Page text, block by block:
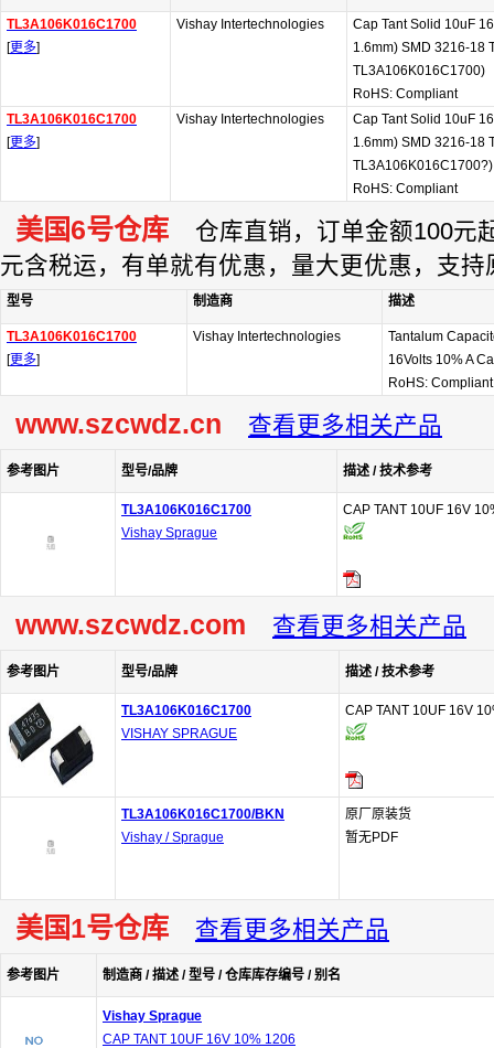
TL3A106K016C1700
[更多]
Vishay Intertechnologies
Cap Tant Solid 10uF
1.6mm) SMD 3216-18
TL3A106K016C1700)
RoHS: Compliant
TL3A106K016C1700
[更多]
Vishay Intertechnologies
Cap Tant Solid 10uF
1.6mm) SMD 3216-18
TL3A106K016C1700?)
RoHS: Compliant
美国6号仓库 仓库直销，订单金额100元
元含税运，有单就有优惠，量大更优惠，支持
型号 制造商 描述
TL3A106K016C1700
[更多]
Vishay Intertechnologies
Tantalum
16Volts 10% A
RoHS:
www.szcwdz.cn 查看更多相关产品
参考图片 型号/品牌 描述 / 技术参考
TL3A106K016C1700
Vishay Sprague
CAP TANT 10UF 16V
www.szcwdz.com 查看更多相关产品
参考图片 型号/品牌 描述 / 技术参考
TL3A106K016C1700
VISHAY SPRAGUE
CAP TANT 10UF 16V
TL3A106K016C1700/BKN
Vishay / Sprague
原厂原装货
暂无PDF
美国1号仓库 查看更多相关产品
参考图片 制造商 / 描述 / 型号 / 仓库库存编号 / 别名
Vishay Sprague
CAP TANT 10UF 16V 10% 1206